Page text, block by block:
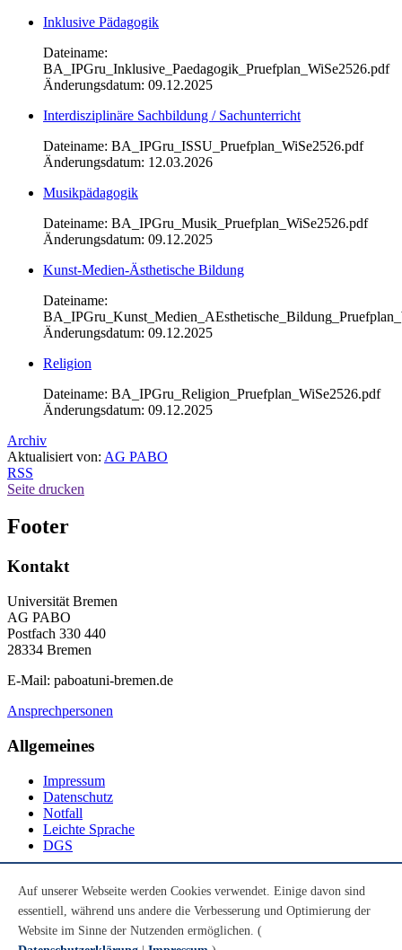
Inklusive Pädagogik
Dateiname:
BA_IPGru_Inklusive_Paedagogik_Pruefplan_WiSe2526.pdf
Änderungsdatum: 09.12.2025
Interdisziplinäre Sachbildung / Sachunterricht
Dateiname: BA_IPGru_ISSU_Pruefplan_WiSe2526.pdf
Änderungsdatum: 12.03.2026
Musikpädagogik
Dateiname: BA_IPGru_Musik_Pruefplan_WiSe2526.pdf
Änderungsdatum: 09.12.2025
Kunst-Medien-Ästhetische Bildung
Dateiname:
Änderungsdatum: 09.12.2025
Religion
Dateiname: BA_IPGru_Religion_Pruefplan_WiSe2526.pdf
Änderungsdatum: 09.12.2025
Archiv
Aktualisiert von: AG PABO
RSS
Seite drucken
Footer
Kontakt
Universität Bremen
AG PABO
Postfach 330 440
28334 Bremen
E-Mail: paboatuni-bremen.de
Ansprechpersonen
Allgemeines
Impressum
Datenschutz
Notfall
Leichte Sprache
DGS
Youtube
Instagram
LinkedIn
Auf unserer Webseite werden Cookies verwendet. Einige davon sind
essentiell, während uns andere die Verbesserung und Optimierung der
Website im Sinne der Nutzenden ermöglichen. (